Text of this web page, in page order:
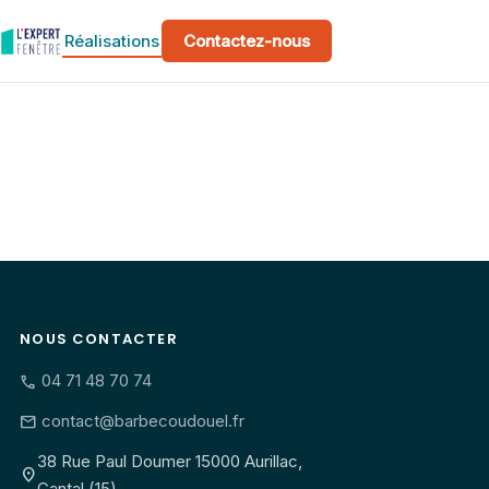
Réalisations Contactez-nous
NOUS CONTACTER
call 04 71 48 70 74
mail contact@barbecoudouel.fr
location_on
38 Rue Paul Doumer 15000 Aurillac,